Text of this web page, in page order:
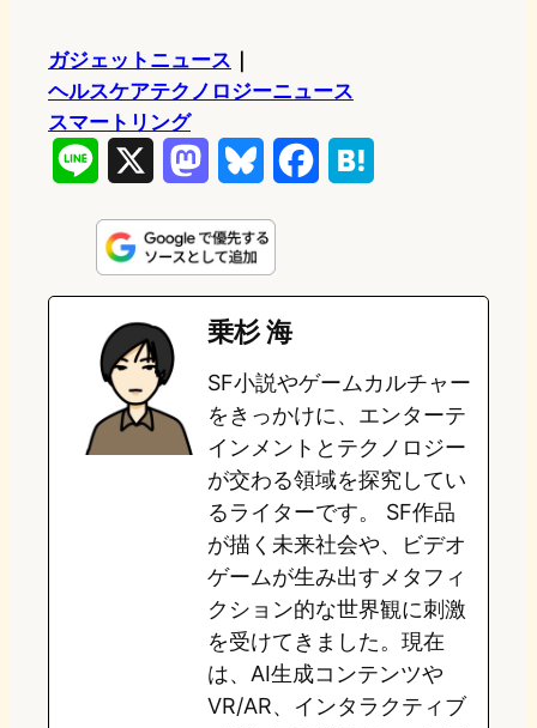
ガジェットニュース
ヘルスケアテクノロジーニュース
スマートリング
n
e
s
t
o
d
o
n
u
e
s
k
y
e
o
o
k
e
a
乗杉 海
SF小説やゲームカルチャー
をきっかけに、エンターテ
インメントとテクノロジー
が交わる領域を探究してい
るライターです。 SF作品
が描く未来社会や、ビデオ
ゲームが生み出すメタフィ
クション的な世界観に刺激
を受けてきました。現在
は、AI生成コンテンツや
VR/AR、インタラクティブ